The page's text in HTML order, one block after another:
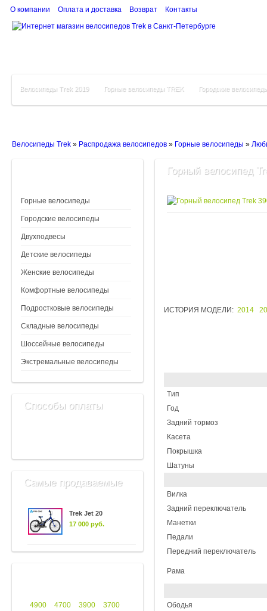
О компании Оплата и доставка Возврат Контакты
Велосипеды Trek 2019 Горные велосипеды TREK Городские
Велосипеды Trek » Распродажа велосипедов » Горные велосипеды »
Горные велосипеды
Городские велосипеды
Двухподвесы
Детские велосипеды
Женские велосипеды
Комфортные велосипеды
Подростковые велосипеды
Складные велосипеды
Шоссейные велосипеды
Экстремальные велосипеды
Способы оплаты
Самые продаваемые
Trek Jet 20
17 000 руб.
4900 4700 3900
3700
Горный велосипед
ИСТОРИЯ МОДЕЛИ: 2014
Tип
Год
Задний тормоз
Касета
Покрышка
Шатуны
Вилка
Задний переключатель
Манетки
Педали
Передний переключатель
Рама
Ободья